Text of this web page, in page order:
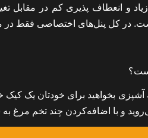
و انعطاف پذیری کم در مقابل
در کل پنل‌های اختصاصی فقط در
آشپزی بخواهید برای خودتان یک
و با اضافه‌کردن چند تخم